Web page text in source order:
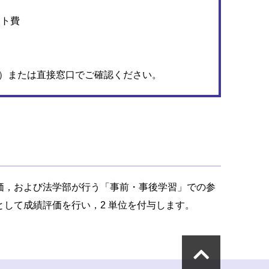
費
たは直接窓口でご確認ください。
および法学部が行う「事前・事後学習」での参
て成績評価を行い，2 単位を付与します。